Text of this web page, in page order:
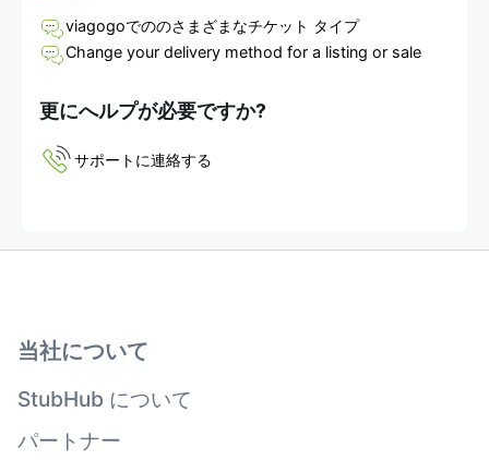
viagogoでののさまざまなチケット タイプ
Change your delivery method for a listing or sale
更にへルプが必要ですか?
サポートに連絡する
当社について
StubHub について
パートナー